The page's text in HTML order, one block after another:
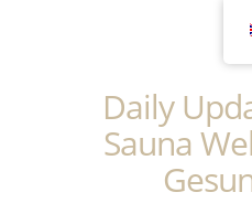
Daily
Sauna